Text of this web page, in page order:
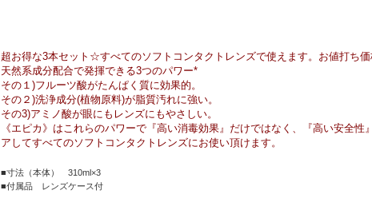
超お得な3本セット☆すべてのソフトコンタクトレンズで使えます。お値打ち
天然系成分配合で発揮できる3つのパワー*
その１)フルーツ酸がたんぱく質に効果的。
その２)洗浄成分(植物原料)が脂質汚れに強い。
その3)アミノ酸が眼にもレンズにもやさしい。
《エピカ》はこれらのパワーで『高い消毒効果』だけではなく、『高い安全
アしてすべてのソフトコンタクトレンズにお使い頂けます。
■寸法（本体） 310ml×3
■付属品 レンズケース付